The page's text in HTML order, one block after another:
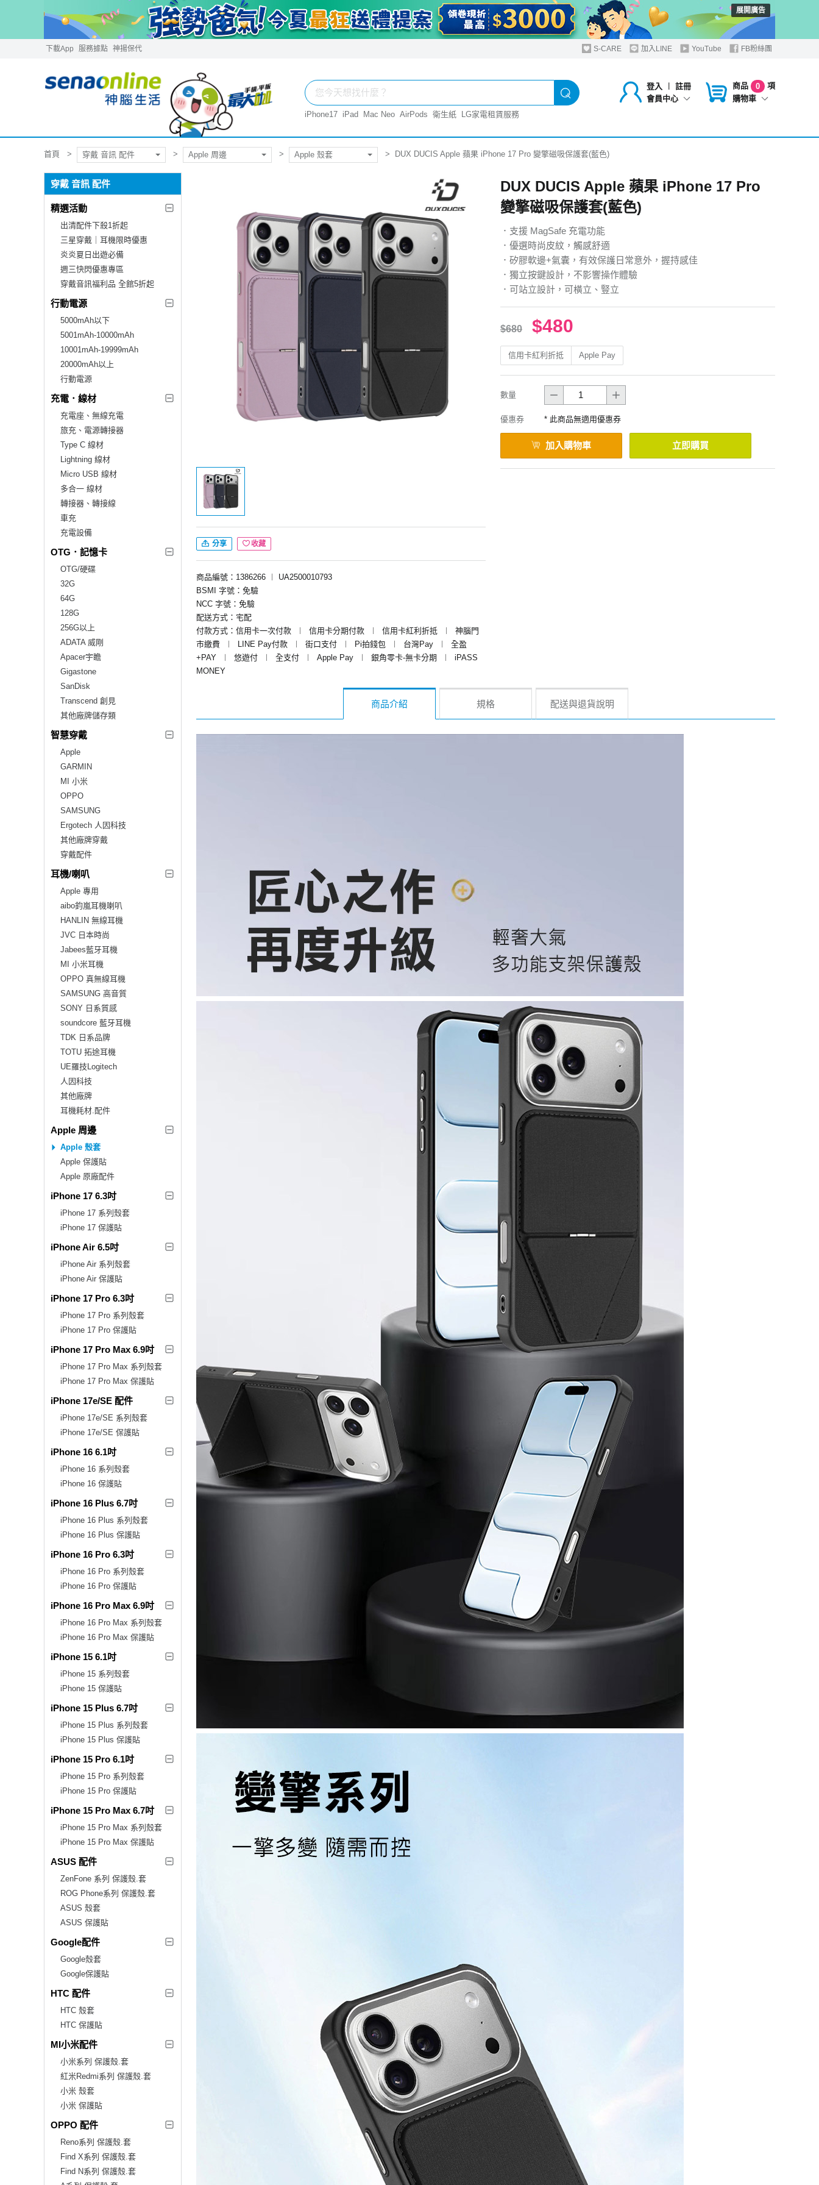
展開廣告
下載App 服務據點 神揚保代 S-CARE 加入LINE YouTube FB粉絲團
登入 ︱
註冊
會員中心
商品 0
項
購物車
iPhone17 iPad Mac Neo AirPods 衛生紙 LG家電租賃服務
首頁 穿戴 音訊 配件 Apple 周邊 Apple 殼套 DUX DUCIS Apple 蘋果 iPhone 17 Pro 變擎磁吸保護套(藍色)
穿戴 音訊 配件
精選活動
出清配件下殺1折起
三星穿戴｜耳機限時優惠
炎炎夏日出遊必備
週三快閃優惠專區
穿戴音訊福利品 全館5折起
行動電源
5000mAh以下
5001mAh-10000mAh
10001mAh-19999mAh
20000mAh以上
行動電源
充電．線材
充電座、無線充電
旅充、電源轉接器
Type C 線材
Lightning 線材
Micro USB 線材
多合一 線材
轉接器、轉接線
車充
充電設備
OTG．記憶卡
OTG/硬碟
32G
64G
128G
256G以上
ADATA 威剛
Apacer宇瞻
Gigastone
SanDisk
Transcend 創見
其他廠牌儲存類
智慧穿戴
Apple
GARMIN
MI 小米
OPPO
SAMSUNG
Ergotech 人因科技
其他廠牌穿戴
穿戴配件
耳機/喇叭
Apple 專用
aibo鈞嵐耳機喇叭
HANLIN 無線耳機
JVC 日本時尚
Jabees藍牙耳機
MI 小米耳機
OPPO 真無線耳機
SAMSUNG 高音質
SONY 日系質感
soundcore 藍牙耳機
TDK 日系品牌
TOTU 拓途耳機
UE羅技Logitech
人因科技
其他廠牌
耳機耗材.配件
Apple 周邊
Apple 殼套
Apple 保護貼
Apple 原廠配件
iPhone 17 6.3吋
iPhone 17 系列殼套
iPhone 17 保護貼
iPhone Air 6.5吋
iPhone Air 系列殼套
iPhone Air 保護貼
iPhone 17 Pro 6.3吋
iPhone 17 Pro 系列殼套
iPhone 17 Pro 保護貼
iPhone 17 Pro Max 6.9吋
iPhone 17 Pro Max 系列殼套
iPhone 17 Pro Max 保護貼
iPhone 17e/SE 配件
iPhone 17e/SE 系列殼套
iPhone 17e/SE 保護貼
iPhone 16 6.1吋
iPhone 16 系列殼套
iPhone 16 保護貼
iPhone 16 Plus 6.7吋
iPhone 16 Plus 系列殼套
iPhone 16 Plus 保護貼
iPhone 16 Pro 6.3吋
iPhone 16 Pro 系列殼套
iPhone 16 Pro 保護貼
iPhone 16 Pro Max 6.9吋
iPhone 16 Pro Max 系列殼套
iPhone 16 Pro Max 保護貼
iPhone 15 6.1吋
iPhone 15 系列殼套
iPhone 15 保護貼
iPhone 15 Plus 6.7吋
iPhone 15 Plus 系列殼套
iPhone 15 Plus 保護貼
iPhone 15 Pro 6.1吋
iPhone 15 Pro 系列殼套
iPhone 15 Pro 保護貼
iPhone 15 Pro Max 6.7吋
iPhone 15 Pro Max 系列殼套
iPhone 15 Pro Max 保護貼
ASUS 配件
ZenFone 系列 保護殼.套
ROG Phone系列 保護殼.套
ASUS 殼套
ASUS 保護貼
Google配件
Google殼套
Google保護貼
HTC 配件
HTC 殼套
HTC 保護貼
MI小米配件
小米系列 保護殼.套
紅米Redmi系列 保護殼.套
小米 殼套
小米 保護貼
OPPO 配件
Reno系列 保護殼.套
Find X系列 保護殼.套
Find N系列 保護殼.套
分享 收藏
商品編號：1386266 ︱
UA2500010793
BSMI 字號：免驗
NCC 字號：免驗
配送方式：宅配
付款方式：信用卡一次付款
︱ 信用卡分期付款 ︱ 信用卡紅利折抵 ︱
神腦門
市繳費
︱ LINE Pay付款 ︱ 街口支付 ︱ Pi拍錢包 ︱ 台灣Pay ︱
全盈
+PAY
︱ 悠遊付 ︱ 全支付 ︱ Apple Pay ︱ 銀角零卡-無卡分期 ︱
iPASS
MONEY
DUX DUCIS Apple 蘋果 iPhone 17 Pro
變擎磁吸保護套(藍色)
．支援 MagSafe 充電功能
．優選時尚皮紋，觸感舒適
．矽膠軟邊+氣囊，有效保護日常意外，握持感佳
．獨立按鍵設計，不影響操作體驗
．可站立設計，可橫立、豎立
$680 $480
信用卡紅利折抵 Apple Pay
數量
優惠券 * 此商品無適用優惠券
加入購物車 立即購買
商品介紹 規格 配送與退貨說明